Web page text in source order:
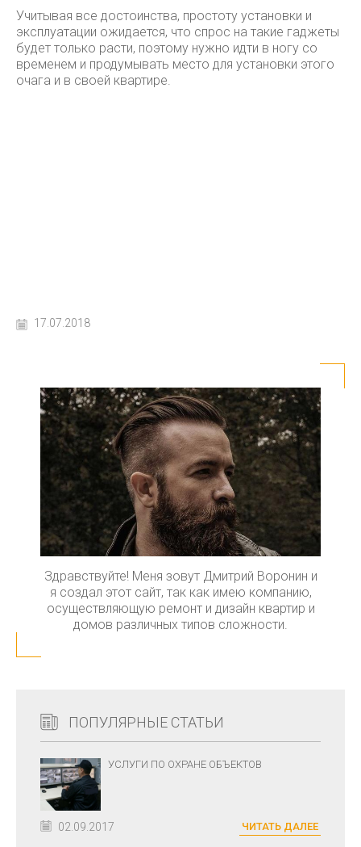
Учитывая все достоинства, простоту установки и
эксплуатации ожидается, что спрос на такие гаджеты
будет только расти, поэтому нужно идти в ногу со
временем и продумывать место для установки этого
очага и в своей квартире.
17.07.2018
Здравствуйте! Меня зовут Дмитрий Воронин и
я создал этот сайт, так как имею компанию,
осуществляющую ремонт и дизайн квартир и
домов различных типов сложности.
ПОПУЛЯРНЫЕ СТАТЬИ
УСЛУГИ ПО ОХРАНЕ ОБЪЕКТОВ
02.09.2017 ЧИТАТЬ ДАЛЕЕ